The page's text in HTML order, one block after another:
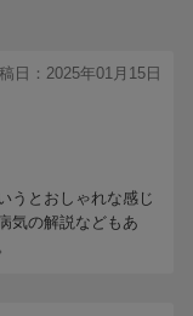
日：2025年01月15日
うとおしゃれな感じ
気の解説などもあ